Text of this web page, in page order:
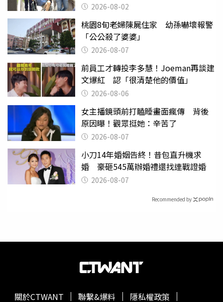
2026-08-02
桃園8旬老婦陳屍住家 幼孫嚇壞報警
「公公殺了婆婆」
2026-08-07
前員工才轉投李多慧！Joeman再談建
文爆紅 認「很清楚他的價值」
2026-08-06
女主播鏡頭前打瞌睡畫面瘋傳 背後
原因曝！觀眾挺她：辛苦了
2026-08-07
小刀14年婚姻告終！昔包直升機求
婚 豪砸545萬辦婚禮還找連戰證婚
2026-08-07
Recommended by
關於CTWANT 聯繫&爆料 隱私權政策